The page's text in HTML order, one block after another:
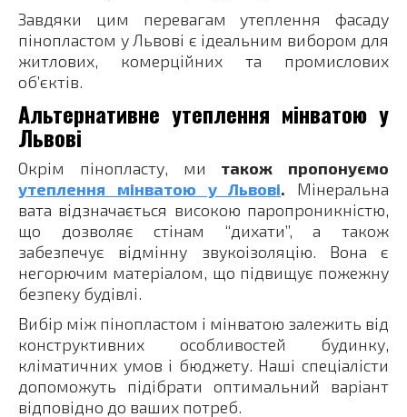
Завдяки цим перевагам утеплення фасаду
пінопластом у Львові є ідеальним вибором для
житлових, комерційних та промислових
об’єктів.
Альтернативне утеплення мінватою у
Львові
Окрім пінопласту, ми також пропонуємо
утеплення мінватою у Львові. Мінеральна
вата відзначається високою паропроникністю,
що дозволяє стінам “дихати”, а також
забезпечує відмінну звукоізоляцію. Вона є
негорючим матеріалом, що підвищує пожежну
безпеку будівлі.
Вибір між пінопластом і мінватою залежить від
конструктивних особливостей будинку,
кліматичних умов і бюджету. Наші спеціалісти
допоможуть підібрати оптимальний варіант
відповідно до ваших потреб.